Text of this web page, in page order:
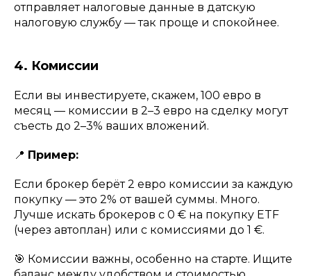
отправляет налоговые данные в датскую
налоговую службу — так проще и спокойнее.
4. Комиссии
Если вы инвестируете, скажем, 100 евро в
месяц — комиссии в 2–3 евро на сделку могут
съесть до 2–3% ваших вложений.
📍 Пример:
Если брокер берёт 2 евро комиссии за каждую
покупку — это 2% от вашей суммы. Много.
Лучше искать брокеров с 0 € на покупку ETF
(через автоплан) или с комиссиями до 1 €.
🎯 Комиссии важны, особенно на старте. Ищите